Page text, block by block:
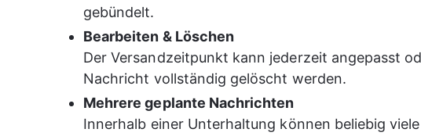
gebündelt.
Bearbeiten & Löschen
Der Versandzeitpunkt kann jederzeit angepasst
Nachricht vollständig gelöscht werden.
Mehrere geplante Nachrichten
Innerhalb einer Unterhaltung können beliebig